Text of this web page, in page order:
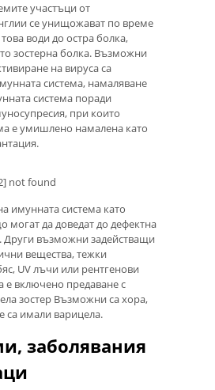
участъци от
се унищожават по време
води до остра болка,
зостерна болка. Възможни
на вируса са
система, намаляване
система поради
при които
е умишлено намалена като
not found
имунната система като
да доведат до дефектна
Други възможни задействащи
вещества, тежки
UV лъчи или рентгенови
е включено предаване с
зостер Възможни са хора,
са имали варицела.
заболявания